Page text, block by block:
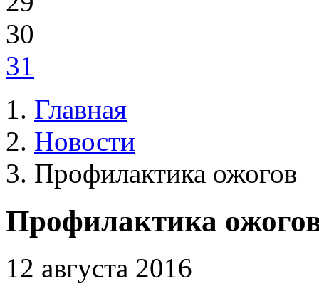
30
31
Главная
Новости
Профилактика ожогов
Профилактика
12 августа 2016